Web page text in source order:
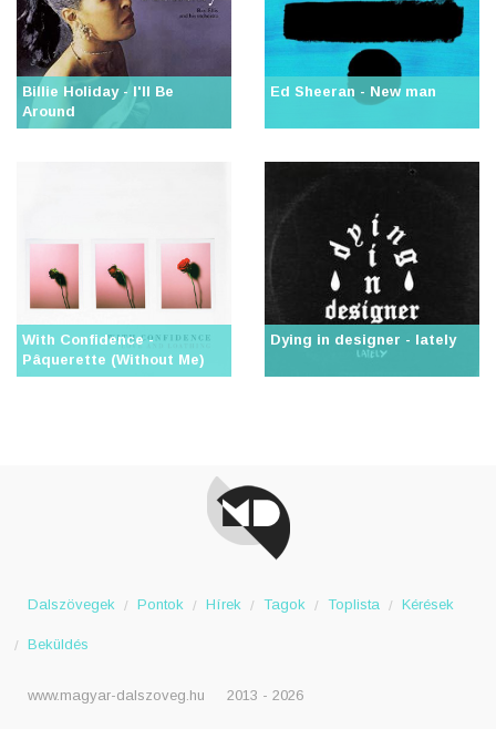
Billie Holiday - I'll Be
Around
Ed Sheeran - New man
With Confidence -
Pâquerette (Without Me)
Dying in designer - lately
Dalszövegek Pontok Hírek Tagok Toplista Kérések
Beküldés
www.magyar-dalszoveg.hu 2013 - 2026